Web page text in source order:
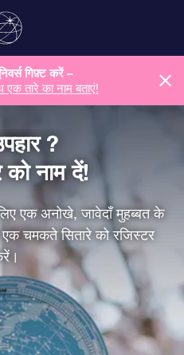
गिफ़्ट करें –
तारे का नाम बताएं!
?
को नाम दें!
एक अनोखे, जावेदाँ मुहब्बत के
चमकते सितारे को रजिस्टर